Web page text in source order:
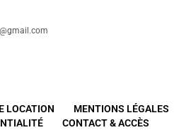
LOCATION
MENTIONS LÉGALES
CONTACT & ACCÈS